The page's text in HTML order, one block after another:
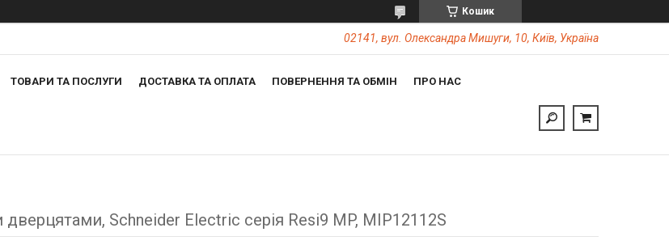
Кошик
02141, вул. Олександра Мишуги, 10, Київ, Україна
ТОВАРИ ТА ПОСЛУГИ ДОСТАВКА ТА ОПЛАТА ПОВЕРНЕННЯ ТА ОБМІН ПРО НАС
Schneider Electric серія Resi9 MP, MIP12112S